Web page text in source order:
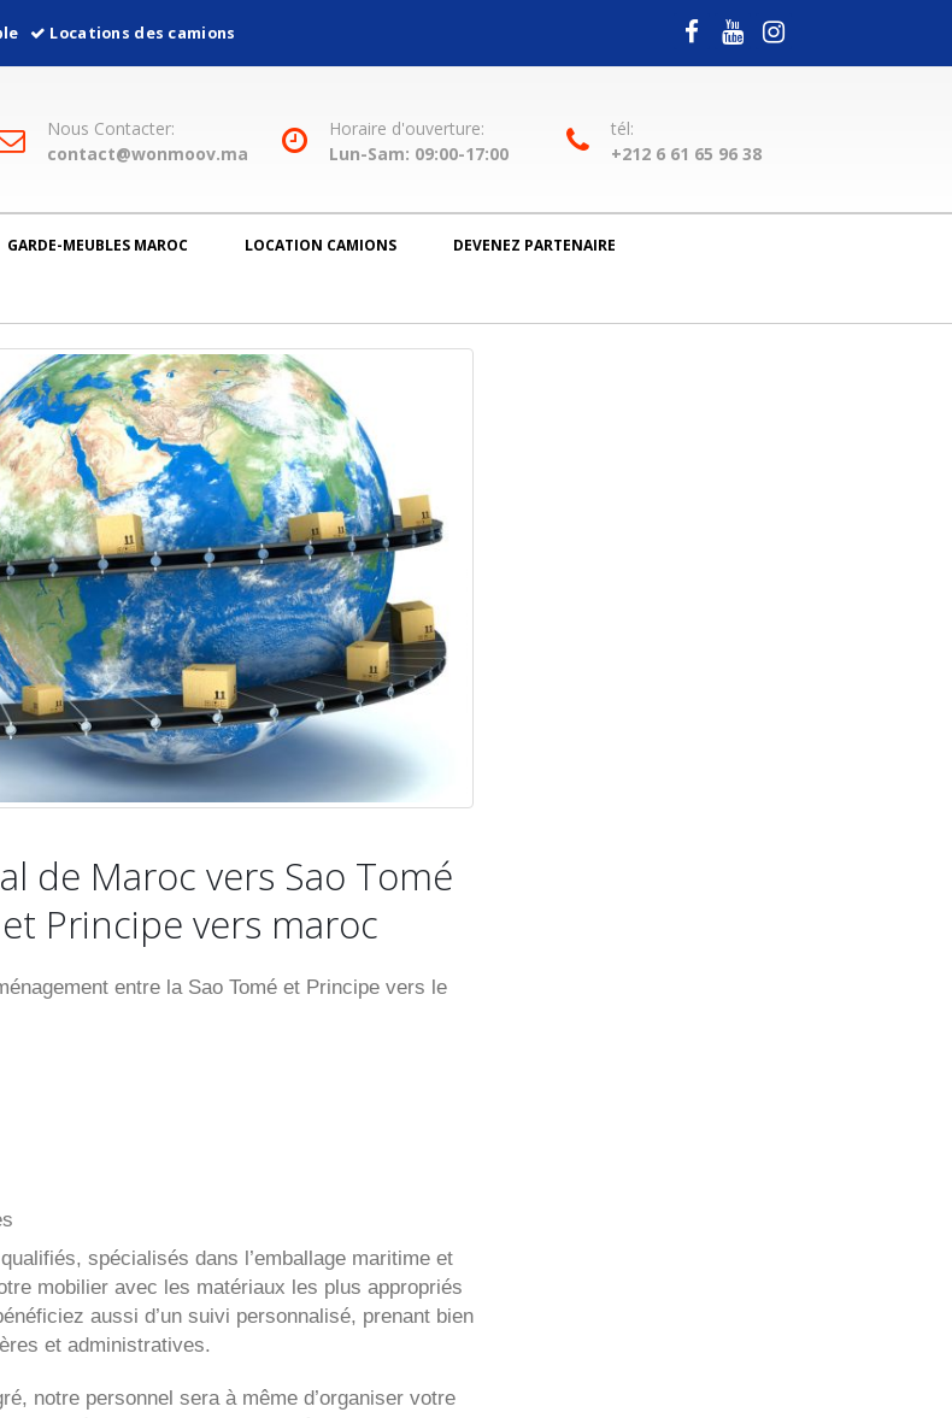
Locations des camions
Nous Contacter:
contact@wonmoov.ma
Horaire d'ouverture:
Lun-Sam: 09:00-17:00
tél:
+212 6 61 65 96 38
GARDE-MEUBLES MAROC LOCATION CAMIONS DEVENEZ PARTENAIRE
de Maroc vers Sao Tomé
Principe vers maroc
entre la Sao Tomé et Principe vers le
spécialisés dans l’emballage maritime et
mobilier avec les matériaux les plus appropriés
aussi d’un suivi personnalisé, prenant bien
et administratives.
notre personnel sera à même d’organiser votre